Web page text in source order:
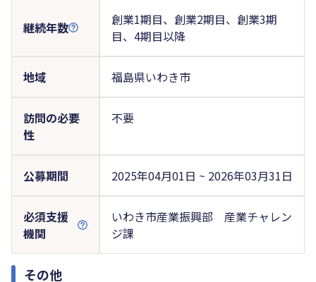
継続年数
創業1期目、創業2期目、創業3期
目、4期目以降
地域 福島県いわき市
訪問の必要
性
不要
公募期間 2025年04月01日 ~ 2026年03月31日
必須支援
機関
いわき市産業振興部 産業チャレン
ジ課
その他